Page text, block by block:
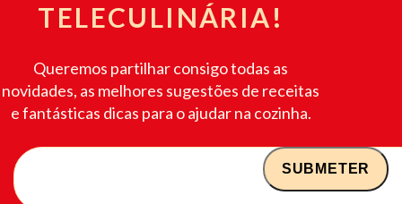
TELECULINÁRIA!
Queremos partilhar consigo todas as
novidades, as melhores sugestões de receitas
e fantásticas dicas para o ajudar na cozinha.